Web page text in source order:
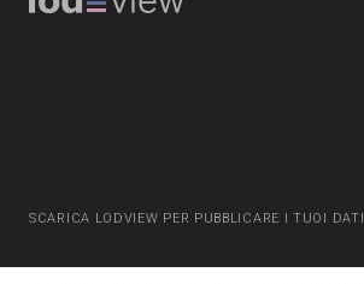
SCARICA LODVIEW PER PUBBLICARE I TUOI DATI